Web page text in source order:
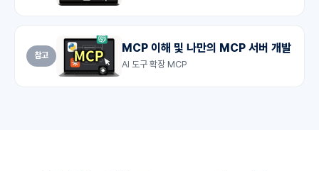
참고
MCP 이해 및 나만의 MCP 서버 개발
AI 도구 확장 MCP